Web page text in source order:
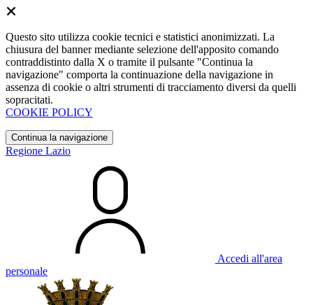
Questo sito utilizza cookie tecnici e statistici anonimizzati. La
chiusura del banner mediante selezione dell'apposito comando
contraddistinto dalla X o tramite il pulsante "Continua la
navigazione" comporta la continuazione della navigazione in
assenza di cookie o altri strumenti di tracciamento diversi da quelli
sopracitati.
COOKIE POLICY
Continua la navigazione
Regione Lazio
Accedi all'area
personale